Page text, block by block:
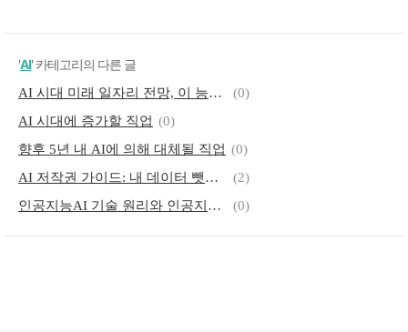
'AI' 카테고리의 다른 글
AI 시대 미래 일자리 전망, 이 능력 갖추면 기업이 모셔간다
(0)
AI 시대에 증가할 직업 (0)
향후 5년 내 AI에 의해 대체될 직업 (0)
AI 저작권 가이드: 내 데이터 뺏기지 않고 똑똑하게 이용하는 법
(2)
인공지능AI 기술 원리와 인공지능이 대체하기 힘든 일과 직업
(0)